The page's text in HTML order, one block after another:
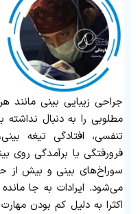
جراحی زیبایی بینی
مطلوبی را به دنبال
تنفسی، افتادگی تیغه
فرورفتگی یا برآمدگی روی
سوراخ‌های بینی و بیش از
می‌شود. ایرادات به جا
اکثرا به دلیل کم بودن